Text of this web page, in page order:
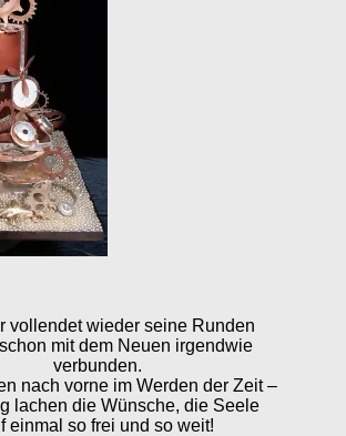
vollendet wieder seine Runden
mit dem Neuen irgendwie
verbunden.
nach vorne im Werden der Zeit –
lachen die Wünsche, die Seele
einmal so frei und so weit!